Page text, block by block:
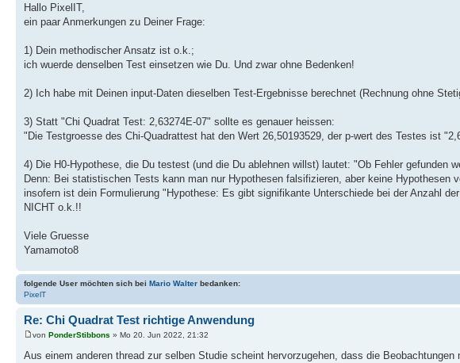
Hallo PixelIT,
ein paar Anmerkungen zu Deiner Frage:
1) Dein methodischer Ansatz ist o.k.;
ich wuerde denselben Test einsetzen wie Du. Und zwar ohne Bedenken!
2) Ich habe mit Deinen input-Daten dieselben Test-Ergebnisse berechnet (Rechnung ohne
3) Statt "Chi Quadrat Test: 2,63274E-07" sollte es genauer heissen:
"Die Testgroesse des Chi-Quadrattest hat den Wert 26,50193529, der p-wert des Testes ist
4) Die H0-Hypothese, die Du testest (und die Du ablehnen willst) lautet: "Ob Fehler gefunden
Denn: Bei statistischen Tests kann man nur Hypothesen falsifizieren, aber keine Hypothesen
insofern ist dein Formulierung "Hypothese: Es gibt signifikante Unterschiede bei der Anzahl
NICHT o.k.!!
Viele Gruesse
Yamamoto8
folgende User möchten sich bei Mario Walter bedanken:
PixelT
Re: Chi Quadrat Test richtige Anwendung
von PonderStibbons » Mo 20. Jun 2022, 21:32
Aus einem anderen thread zur selben Studie scheint hervorzugehen, dass die